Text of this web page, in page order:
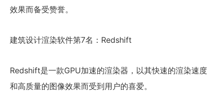
效果而备受赞誉。
建筑设计渲染软件第7名：Redshift
Redshift是一款GPU加速的渲染器，以其快速的渲染速度
和高质量的图像效果而受到用户的喜爱。